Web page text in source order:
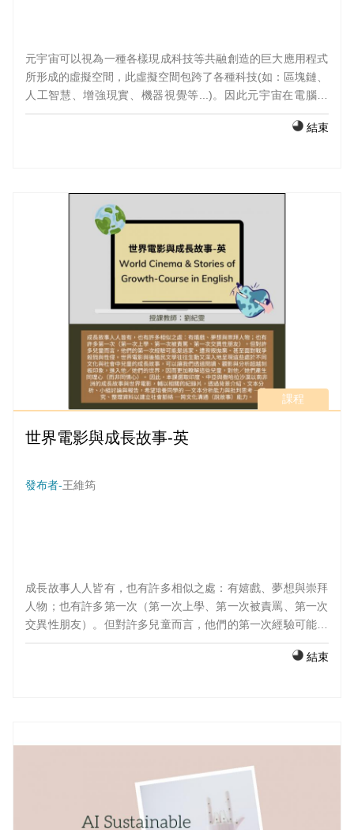
元宇宙可以視為一種各樣現成科技等共融創造的巨大應用程式
所形成的虛擬空間，此虛擬空間包跨了各種科技(如：區塊鏈、
人工智慧、增強現實、機器視覺等...)。因此元宇宙在電腦遊
希望從動漫與遊戲的概念切入元宇宙的範疇，從自己的
結束
課程
世界電影與成長故事-英
發布者-王維筠
成長故事人人皆有，也有許多相似之處：有嬉戲、夢想與崇拜
人物；也有許多第一次（第一次上學、第一次被責罵、第一次
交異性朋友）。但對許多兒童而言，他們的第一次經驗可能是
殖民文學往往生動又深入地呈現這些處於不同文化與社會中兒
結束